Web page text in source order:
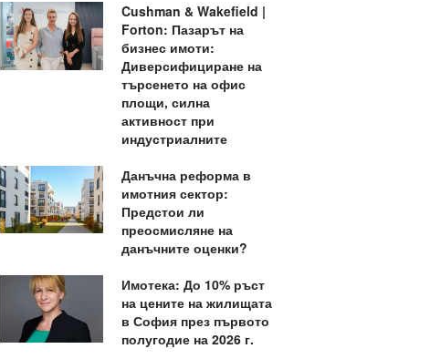
Cushman & Wakefield |
Forton: Пазарът на
бизнес имоти:
Диверсифициране на
търсенето на офис
площи, силна
активност при
индустриалните
Данъчна реформа в
имотния сектор:
Предстои ли
преосмисляне на
данъчните оценки?
Имотека: До 10% ръст
на цените на жилищата
в София през първото
полугодие на 2026 г.